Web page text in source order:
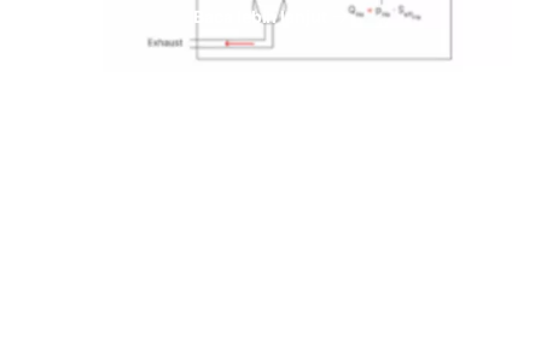
Baca lebih lanjut